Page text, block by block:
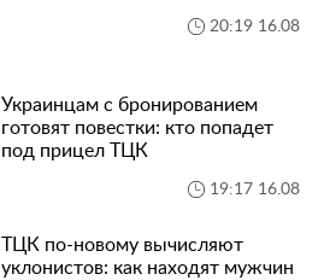
20:19 16.08
Украинцам с бронированием
готовят повестки: кто попадет
под прицел ТЦК
19:17 16.08
ТЦК по-новому вычисляют
уклонистов: как находят мужчин